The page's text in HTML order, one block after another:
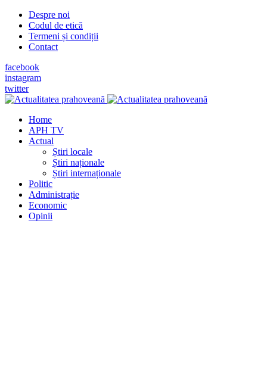
Despre noi
Codul de etică
Termeni și condiții
Contact
facebook
instagram
twitter
Home
APH TV
Actual
Știri locale
Știri naționale
Știri internaționale
Politic
Administrație
Economic
Opinii